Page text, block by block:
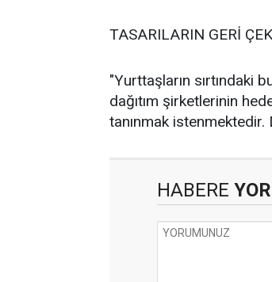
TASARILARIN GERİ
"Yurttaşların sırtındaki
dağıtım şirketlerinin
tanınmak
HABERE